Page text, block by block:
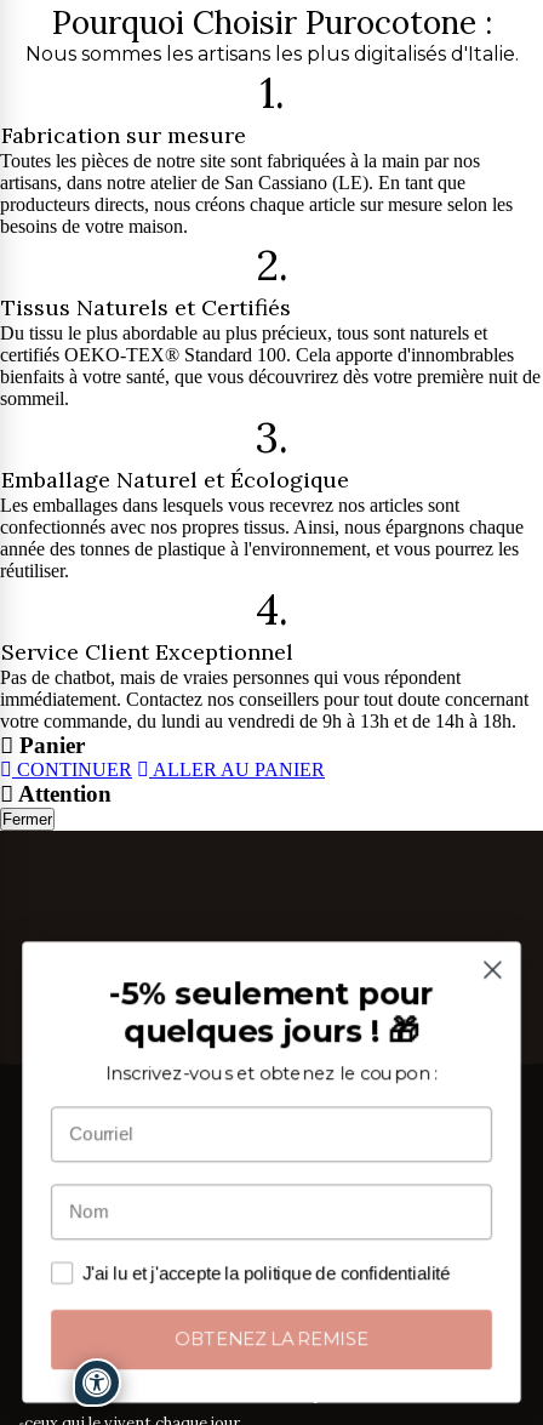
Pourquoi Choisir Purocotone :
Nous sommes les artisans les plus digitalisés d'Italie.
1.
Fabrication sur mesure
Toutes les pièces de notre site sont fabriquées à la main par nos
artisans, dans notre atelier de San Cassiano (LE). En tant que
producteurs directs, nous créons chaque article sur mesure selon les
besoins de votre maison.
2.
Tissus Naturels et Certifiés
Du tissu le plus abordable au plus précieux, tous sont naturels et
certifiés OEKO-TEX® Standard 100. Cela apporte d'innombrables
bienfaits à votre santé, que vous découvrirez dès votre première nuit de
sommeil.
3.
Emballage Naturel et Écologique
Les emballages dans lesquels vous recevrez nos articles sont
confectionnés avec nos propres tissus. Ainsi, nous épargnons chaque
année des tonnes de plastique à l'environnement, et vous pourrez les
réutiliser.
4.
Service Client Exceptionnel
Pas de chatbot, mais de vraies personnes qui vous répondent
immédiatement. Contactez nos conseillers pour tout doute concernant
votre commande, du lundi au vendredi de 9h à 13h et de 14h à 18h.
Panier
CONTINUER ALLER AU PANIER
Attention
Fermer
et savoir-faire. Un atelier de linge de maison où chaque
drap, chaque nappe, chaque serviette naît cousu main
et sur mesure,
De Surano aux foyers de toute l'Europe : l'artisanat
italien qui arrive directement de ceux qui le créent à
-5% seulement pour
quelques jours ! 🎁
Inscrivez-vous et obtenez le coupon :
J'ai lu et j'accepte la politique de confidentialité
OBTENEZ LA REMISE